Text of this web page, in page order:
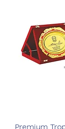
Premium